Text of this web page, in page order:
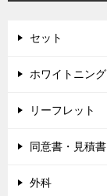
ン
セット
ホワイトニング
リーフレット
同意書・見積書
外科